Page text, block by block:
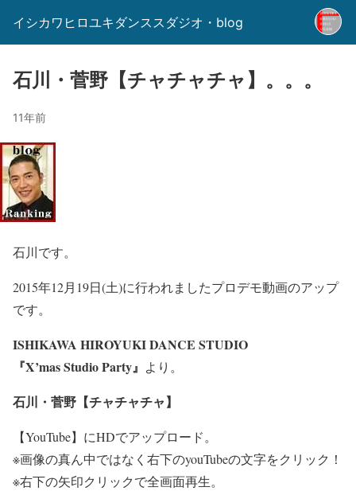
イシカワヒロユキダンススダジオ・blog
石川・菅野【チャチャチャ】。。。
11年前
石川です。
2015年12月19日(土)に行われましたプロデモ動画のアップ
です。
ISHIKAWA HIROYUKI DANCE STUDIO
『X’mas Studio Party』 より。
石川・菅野【チャチャチャ】
【YouTube】にHDでアップロード。
※画像の真ん中ではなく右下のyouTubeの文字をクリック！
※右下の矢印クリックで全画面再生。